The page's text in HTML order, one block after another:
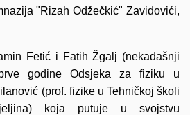
"Rizah Odžečkić" Zavidovići,
Fetić i Fatih Žgalj (nekadašnji
godine Odsjeka za fiziku u
(prof. fizike u Tehničkoj školi
koja putuje u svojstvu